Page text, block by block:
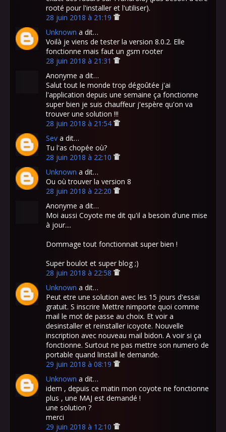
rooté pour l'installer et l'utiliser).
28 juin 2018 à 21:19
Unknown a dit…
Voilà je viens de tester la version 8.0.2. Elle
fonctionne mais faut un gsm rooter
28 juin 2018 à 21:31
Anonyme a dit…
Salut tout le monde trop dégoûtée j'ai
l'application depuis une semaine ça fonctionne
super bien je suis chauffeur j'espère qu'on va
trouver une solution !!!
28 juin 2018 à 21:54
Sev a dit…
Tu l'as chopée où?
28 juin 2018 à 22:10
Unknown a dit…
Ou où trouver la version 8
28 juin 2018 à 22:20
Anonyme a dit…
Moi aussi Coyote me dit qu'il a besoin d'une mise
à jour....
Dommage tout fonctionnait super bien !
Super boulot et super blog ;)
28 juin 2018 à 22:58
Unknown a dit…
Peut etre une solution avec les 15 jours d'essai
gratuit. S inscrire Mettre nimporte quoi comme
mail le mot de passe au choix. Et voir a
desinstaller et reinstaller icoyote. Nouvelle
inscription avec nouveau mail bidon. A voir si ça
fonctionne. Surtout ne pas mettre son numero de
portable quand linstall le demande.
29 juin 2018 à 08:19
Unknown a dit…
idem , depuis ce matin mon coyote ne fonctionne
plus , une MAJ est demandé !
une solution ?
merci
29 juin 2018 à 12:10